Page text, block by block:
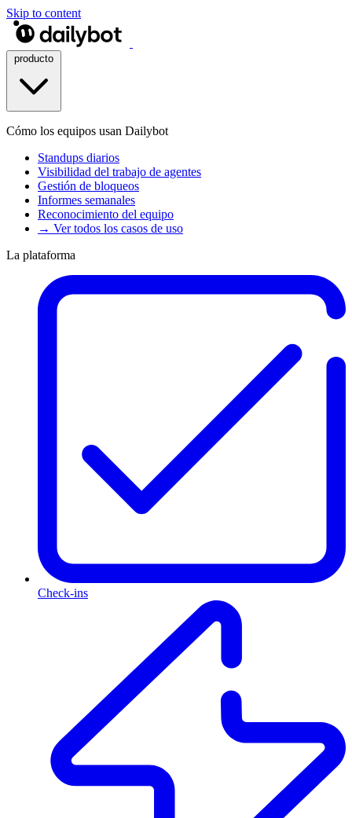
Skip to content
Cómo los equipos usan Dailybot
Standups diarios
Visibilidad del trabajo de agentes
Gestión de bloqueos
Informes semanales
Reconocimiento del equipo
→ Ver todos los casos de uso
La plataforma
Check-ins